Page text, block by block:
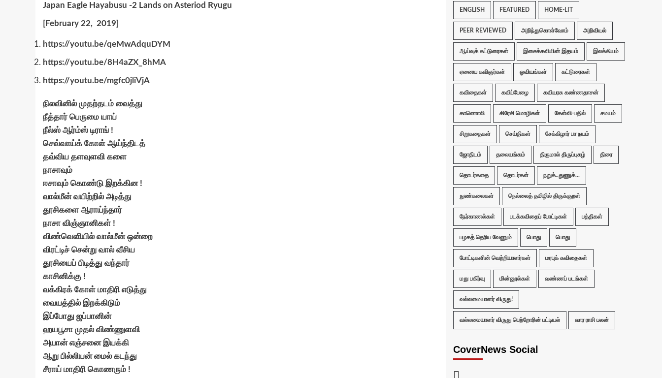
Japan Eagle Hayabusu -2 Lands on Asteriod Ryugu
[February 22, 2019]
https://youtu.be/qeMwAdquDYM
https://youtu.be/8H4aZX_8hMA
https://youtu.be/mgfc0jliVjA
நிலவினில் முதற்தடம் வைத்து
நீத்தார் பெருமை யாய்
நீல்ஸ் ஆர்ம்ஸ் டிராங் !
செவ்வாய்க் கோள் ஆய்ந்திடத்
தவ்விய தளவுளவி களை
நாசாவும்
ஈசாவும் கொண்டு இறக்கின !
வால்மீன் வயிற்றில் அடித்து
தூசிகளை ஆராய்ந்தார்
நாசா விஞ்ஞானிகள் !
விண்வெளியில் வால்மீன் ஒன்றை
விரட்டிச் சென்று வால் வீசிய
தூசியைப் பிடித்து வந்தார்
காசினிக்கு !
வக்கிரக் கோள் மாதிரி எடுத்து
வையத்தில் இறக்கிடும்
இப்போது ஜப்பானின்
ஹயபூசா முதல் விண்ணுளவி
அயான் எஞ்சனை இயக்கி
ஆறு பில்லியன் மைல் கடந்து
சீராய் மாதிரி கொணரும் !
ENGLISH FEATURED HOME-LIT
PEER REVIEWED அறிந்துகொள்வோம் அறிவியல்
ஆய்வுக் கட்டுரைகள் இசைக்கவியின் இதயம் இலக்கியம்
ஏனைய கவிஞர்கள் ஓவியங்கள் கட்டுரைகள்
கவிதைகள் கவிப்பேழை கவியரசு கண்ணதாசன்
காணொலி கிரேசி மொழிகள் கேள்வி-பதில் சமயம்
சிறுகதைகள் செய்திகள் சேக்கிழார் பா நயம்
ஜோதிடம் தலையங்கம் திருமால் திருப்புகழ் திரை
தொடர்கதை தொடர்கள் நறுக்..துணுக்...
நுண்கலைகள் நெல்லைத் தமிழில் திருக்குறள்
நேர்காணல்கள் படக்கவிதைப் போட்டிகள் பத்திகள்
பழகத் தெரிய வேணும் பொது பொது
போட்டிகளின் வெற்றியாளர்கள் மரபுக் கவிதைகள்
மறு பகிர்வு மின்னூல்கள் வண்ணப் படங்கள்
வல்லமையாளர் விருது!
வல்லமையாளர் விருது பெற்றோரின் பட்டியல் வார ராசி பலன்
CoverNews Social